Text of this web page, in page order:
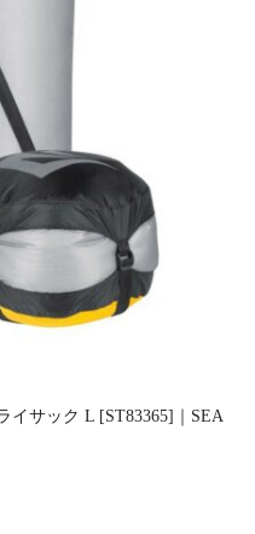
イサック L [ST83365]｜SEA